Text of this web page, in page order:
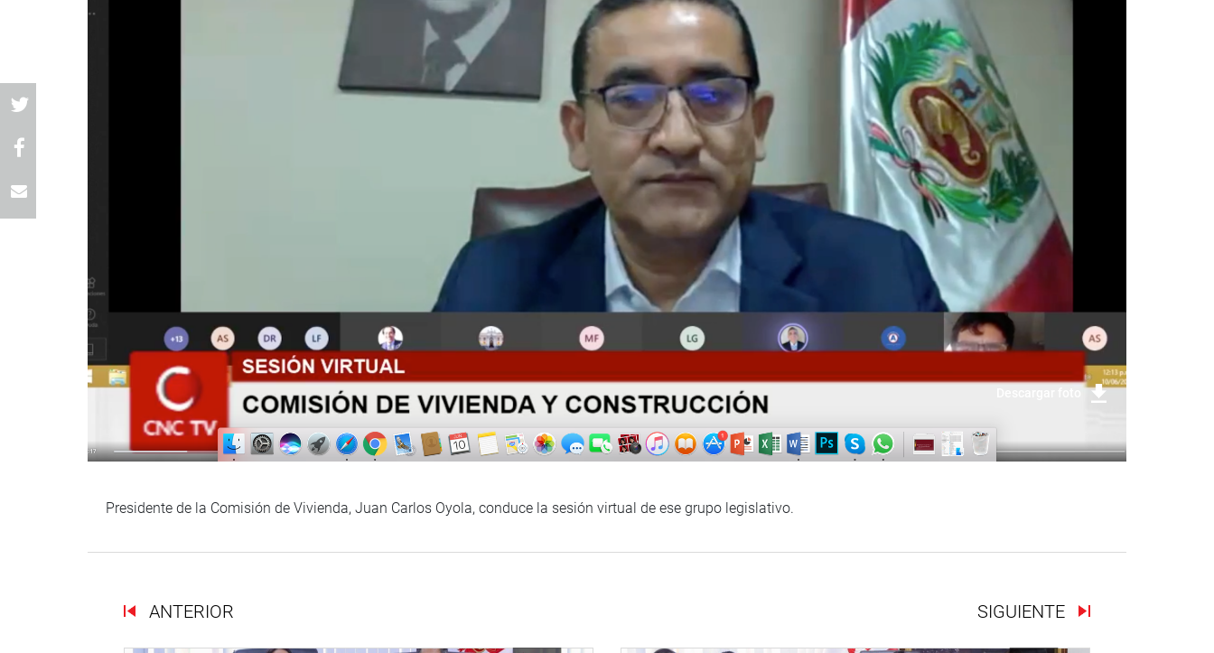
Presidente de la Comisión de Vivienda, Juan Carlos Oyola, conduce la sesión virtual de ese grupo legislativo.
ANTERIOR SIGUIENTE